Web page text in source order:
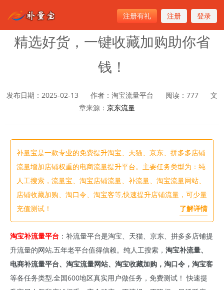
注册有礼 注册 登录
首页>京东流量
精选好货，一键收藏加购助你省
钱！
发布日期：2025-02-13 作者：淘宝流量平台 阅读： 777
文
章来源： 京东流量
补量宝是一款专业的免费提升淘宝、天猫、京东、拼多多店铺
流量增加店铺权重的电商流量提升平台。主要任务类型为：纯
人工搜索，流量宝、淘宝店铺流量、补流量、淘宝流量网站、
店铺收藏加购、淘口令、淘宝客等,快速提升店铺流量，可少量
充值测试！
了解详情
淘宝补流量平台 ：补流量平台是淘宝、天猫、京东、拼多多店铺提
升流量的网站,五年老平台值得信赖。纯人工搜索， 淘宝补流量、
电商补流量平台、淘宝流量网站、淘宝收藏加购，淘口令，淘宝客
等各任务类型,全国600地区真实用户做任务，免费测试！ 快速提